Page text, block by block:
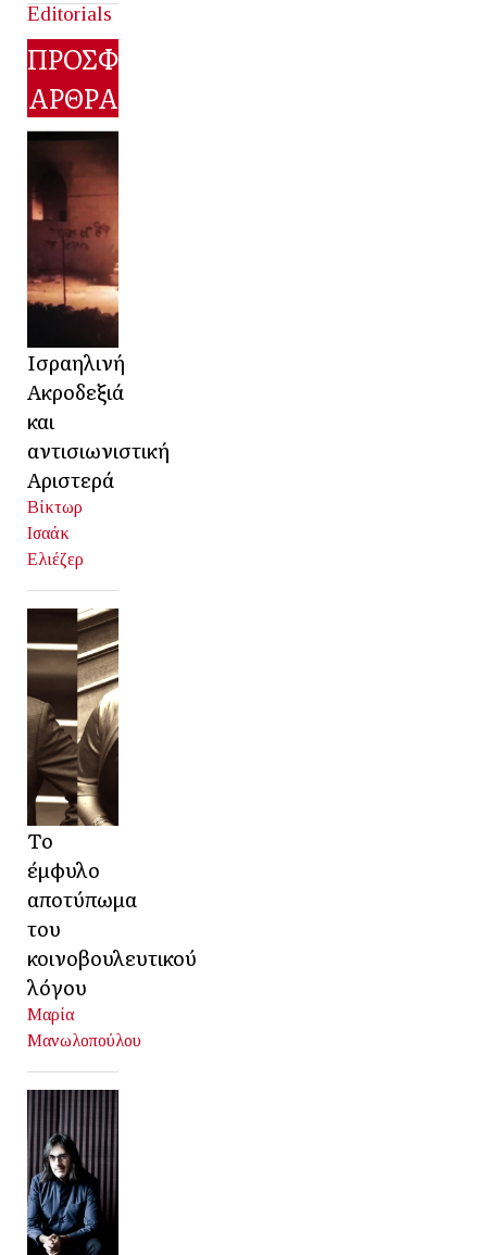
Editorials
ΠΡΟΣΦΑΤΑ
ΑΡΘΡΑ
Ισραηλινή
Ακροδεξιά
και
αντισιωνιστική
Αριστερά
Βίκτωρ
Ισαάκ
Ελιέζερ
Το
έμφυλο
αποτύπωμα
του
κοινοβουλευτικού
λόγου
Μαρία
Μανωλοπούλου